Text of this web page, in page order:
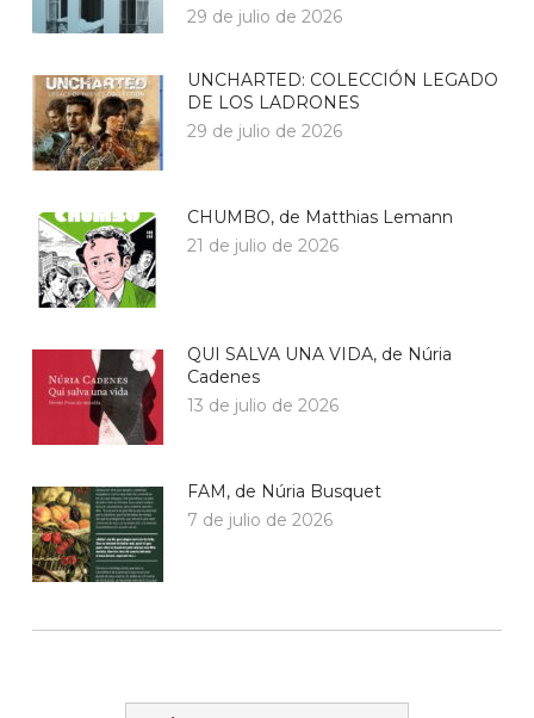
29 de julio de 2026
UNCHARTED: COLECCIÓN LEGADO
DE LOS LADRONES
29 de julio de 2026
CHUMBO, de Matthias Lemann
21 de julio de 2026
QUI SALVA UNA VIDA, de Núria
Cadenes
13 de julio de 2026
FAM, de Núria Busquet
7 de julio de 2026